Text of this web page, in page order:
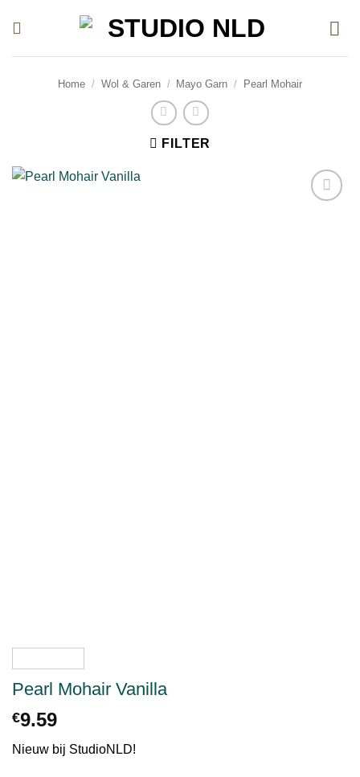
Home / Wol & Garen / Mayo Garn / Pearl Mohair
FILTER
Pearl Mohair Vanilla
€9.59
Nieuw bij StudioNLD!